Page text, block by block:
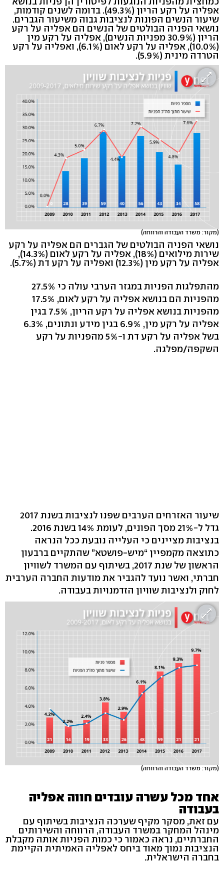
אפליה על רקע הריון (49.3%). בדומה לשנים קודמות,
שיעור הנשים הפונות לנציבות גבוה משיעור הגברים.
נושאי הפניה הבולטים של הנשים הם אפליה על רקע
הריון (30.9% מפניות הנשים), אפליה על רקע מין
(10.0%), אפליה על רקע לאום (6.1%), ואפליה על רקע
הטרדה מינית (5.9%).
(מקור: משרד העבודה והרווחה)
נושאי הפניה הבולטים של הגברים הם אפליה על רקע
שירות מילואים (18%), אפליה על רקע לאום (14.3%),
אפליה על רקע מין (12.3%) ואפליה על רקע דת (5.7%).
מהתפלגות הפניות במגזר הערבי עולה כי 27.5%
מהפניות הם בנושא אפליה על רקע לאום, 17.5%
מהפניות בנושא אפליה על רקע הריון, 7.5% בגין
אפליה על רקע מין, 6.9% בגין מידע ונתונים, 6.3%
בשל אפליה על רקע דת ו-5% מהפניות על רקע
השקפה/מפלגה.
שיעור האזרחים הערבים שפנו לנציבות בשנת 2017
גדל ל-21% מסך הפונים, לעומת 14% בשנת 2016.
בנציבות מציינים כי העלייה נובעת ככל הנראה
כתוצאה מקמפיין “מיש-פושטא” שהתקיים ברבעון
הראשון של שנת 2017, בשיתוף עם המשרד לשוויון
חברתי, ואשר נועד להגביר את מודעות החברה הערבית
לחוק ולנציבות שוויון הזדמנויות בעבודה.
(מקור: משרד העבודה והרווחה)
אחד מכל עשרה עובדים חווה אפליה
בעבודה
עם זאת, מסקר מקיף שערכה הנציבות בשיתוף עם
מינהל המחקר במשרד העבודה, הרווחה והשירותים
החברתיים, נראה כאמור כי כמות הפניות אותה מקבלת
הנציבות נמוך מאוד ביחס לאפליה האמיתית הקיימת
בחברה הישראלית.